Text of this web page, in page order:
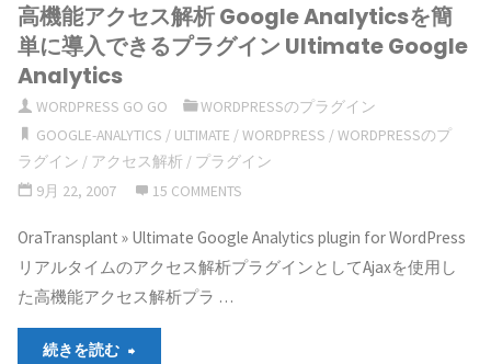
高機能アクセス解析 Google Analyticsを簡
単に導入できるプラグイン Ultimate Google
Analytics
WORDPRESS GO GO
WORDPRESSのプラグイン
GOOGLE-ANALYTICS / ULTIMATE /WORDPRESS /WORDPRESSのプ
ラグイン / アクセス解析 / プラグイン
9月 22, 2007
15 COMMENTS
OraTransplant » Ultimate Google Analytics plugin for WordPress
リアルタイムのアクセス解析プラグインとしてAjaxを使用し
た高機能アクセス解析プラ …
続きを読む